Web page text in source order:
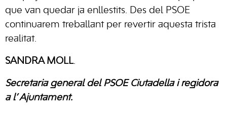
que van quedar ja enllestits. Des del PSOE
continuarem treballant per revertir aquesta trista
realitat.
SANDRA MOLL.
Secretaria general del PSOE Ciutadella i regidora
a l’ Ajuntament.